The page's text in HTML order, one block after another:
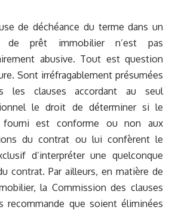
de déchéance du terme dans un
de prêt immobilier n’est pas
abusive. Tout est question
Sont irréfragablement présumées
les clauses accordant au seul
le droit de déterminer si le
fourni est conforme ou non aux
du contrat ou lui confèrent le
d’interpréter une quelconque
contrat. Par ailleurs, en matière de
la Commission des clauses
recommande que soient éliminées